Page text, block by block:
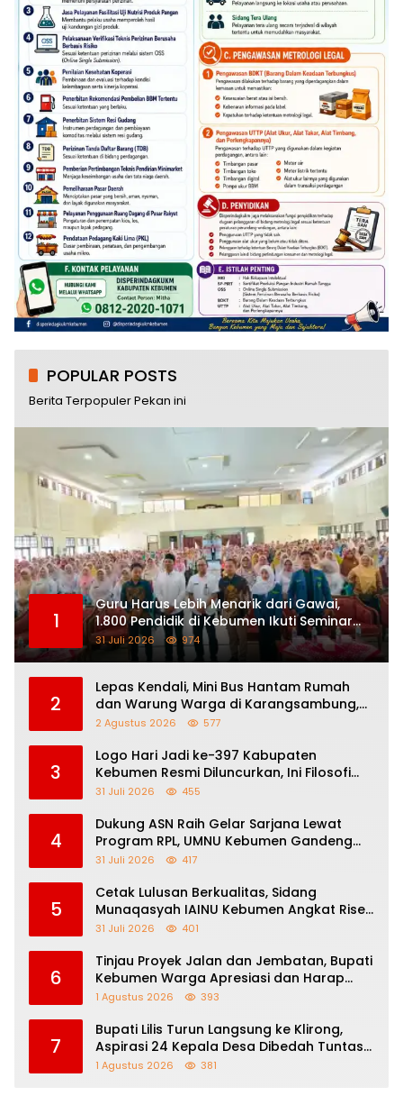
POPULAR POSTS
Berita Terpopuler Pekan ini
1
Guru Harus Lebih Menarik dari Gawai,
1.800 Pendidik di Kebumen Ikuti Seminar
Nasional “How To Be a Great Teacher”
31 Juli 2026 974
2
Lepas Kendali, Mini Bus Hantam Rumah
dan Warung Warga di Karangsambung,
Satu Orang Terluka
2 Agustus 2026 577
3
Logo Hari Jadi ke-397 Kabupaten
Kebumen Resmi Diluncurkan, Ini Filosofi
dan Makna di Balik Angka 397
31 Juli 2026 455
4
Dukung ASN Raih Gelar Sarjana Lewat
Program RPL, UMNU Kebumen Gandeng
Kemenag Purbalingga Berpredikat WBK
31 Juli 2026 417
5
Cetak Lulusan Berkualitas, Sidang
Munaqasyah IAINU Kebumen Angkat Riset
Toleransi Beragama Sejak SD
31 Juli 2026 401
6
Tinjau Proyek Jalan dan Jembatan, Bupati
Kebumen Warga Apresiasi dan Harap
Perbaikan Berlanjut
1 Agustus 2026 393
7
Bupati Lilis Turun Langsung ke Klirong,
Aspirasi 24 Kepala Desa Dibedah Tuntas
Bersama Para Kepala Dinas
1 Agustus 2026 381